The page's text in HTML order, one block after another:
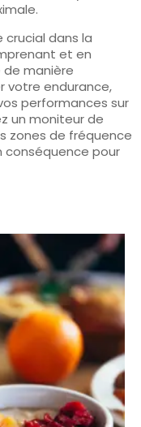
crucial dans la
et en
manière
votre endurance,
performances sur
un moniteur de
zones de fréquence
conséquence pour